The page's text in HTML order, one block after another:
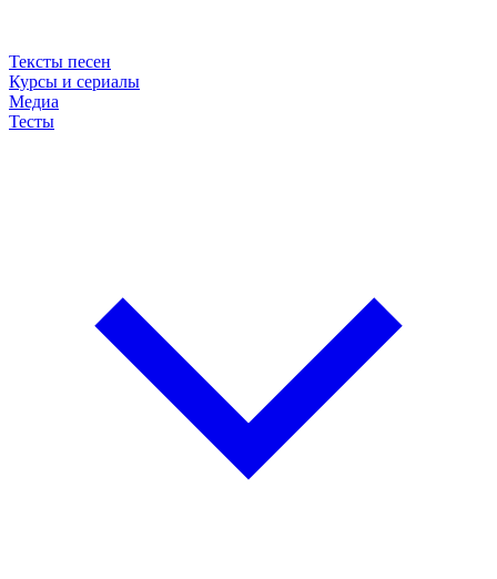
Тексты песен
Курсы и сериалы
Медиа
Тесты